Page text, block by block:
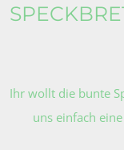
Ihr wollt die bunte
uns einfach